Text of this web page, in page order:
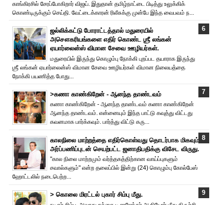
காங்கிரசில் சேரப்போகிறார் விஜய். இதுதான் தமிழ்நாட்டை பிடித்து உலுக்கிக்
கொண்டிருக்கும் செய்தி. வேட்டைக்காரன் ரிலீசுக்கு முன்பே இந்த வைபவம் ந...
ஜல்லிக்கட்டு போராட்டத்தால் மதுரையில்
அசௌகரியங்களை எதிர் கொண்ட ஶ்ரீ லங்கன்
ஏயார்லைன்ஸ் விமான சேவை ஊழியர்கள்.
மதுரையில் இருந்து கொழும்பு நோக்கி புறப்பட தயாராக இருந்து
ஶ்ரீ லங்கன் ஏயார்லைன்ஸ் விமான சேவை ஊழியர்கள் விமான நிலையத்தை
நோக்கி பயணித்த போது...
>கணா காண்கிறேன் - ஆனந்த தாண்டவம்
கணா காண்கிறேன் - ஆனந்த தாண்டவம் கணா காண்கிறேன்
ஆனந்த தாண்டவம். என்னையும் இந்த பாட்டு கவுத்து விட்டது
கவனமாக பார்க்கவும். பார்த்து விட்டு கரு...
காலநிலை மாற்றத்தை எதிர்கொள்வது தொடர்பாக மிகவும்
அர்ப்பணிப்புடன் செயற்பட்ட ஜனாதிபதிக்கு விசேட விருது.
"கால நிலை மாற்றமும் வர்த்தகத்திற்கான வாய்ப்புகளும்
சவால்களும்" என்ற தலைப்பில் இன்று (24) கொழும்பு கோல்பேஸ்
ஹோட்டலில் நடைபெற்ற...
> கொலை மிரட்டல் புகார் சிம்பு மீது.